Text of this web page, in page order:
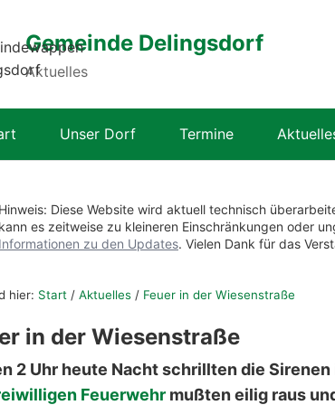
Gemeinde Delingsdorf
Aktuelles
Unser Dorf Termine
Hinweis: Diese Website wird aktuell technisch
kann es zeitweise zu kleineren Einschränkungen oder
Informationen zu den Updates. Vielen Dank für das
hier: Start / Aktuelles / Feuer in der Wiesenstraße
in der Wiesenstraße
2 Uhr heute Nacht schrillten die
Feuerwehrmußten eilig raus